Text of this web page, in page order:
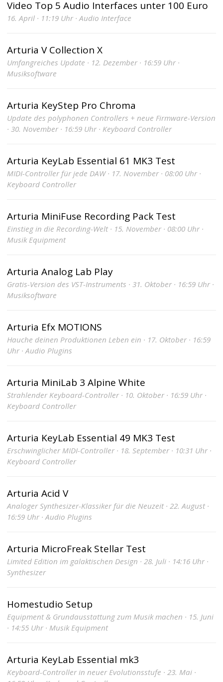
Video Top 5 Audio Interfaces unter 100 Euro
16. April · 11:19 Uhr · Audio Interface
Arturia V Collection X
Umfangreiches Update · 12. Dezember · 16:59 Uhr ·
Musiksoftware
Arturia KeyStep Pro Chroma
Update des polyphonen Controllers + neue Firmware-Version
· 30. November · 16:59 Uhr · Keyboard Controller
Arturia KeyLab Essential 61 MK3 Test
MIDI-Controller für jede DAW · 17. November · 08:00 Uhr ·
Keyboard Controller
Arturia MiniFuse Recording Pack Test
Einstieg in die Recording-Welt · 15. November · 08:00 Uhr ·
Musik Equipment
Arturia Analog Lab Play
Gratis-Version des VST-Instruments · 31. Oktober · 16:59 Uhr ·
Musiksoftware
Arturia Efx MOTIONS
Hauche deinen Produktionen Leben ein · 17. Oktober · 16:59
Uhr · Audio Plugins
Arturia MiniLab 3 Alpine White
Strahlender Keyboard-Controller · 10. Oktober · 16:59 Uhr ·
Keyboard Controller
Arturia KeyLab Essential 49 MK3 Test
Erschwinglicher MIDI-Controller · 18. September · 10:31 Uhr ·
Keyboard Controller
Arturia Acid V
Analoger Synthesizer-Klassiker für die Neuzeit · 22. August ·
16:59 Uhr · Audio Plugins
Arturia MicroFreak Stellar Test
Limited Edition im galaktischen Design · 28. Juli · 14:16 Uhr ·
Synthesizer
Homestudio Setup
Equipment & Grundausstattung zum Musik machen · 15. Juni
· 14:55 Uhr · Musik Equipment
Arturia KeyLab Essential mk3
Keyboard-Controller in neuer Evolutionsstufe · 23. Mai ·